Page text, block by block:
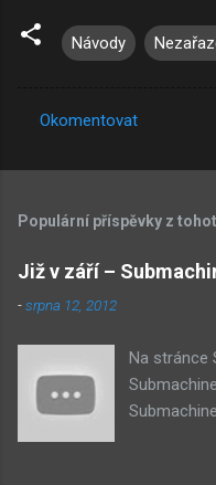
Návody
o
e
n
Okomentovat
Populární příspěvky z
Již v září –
-srpna 12, 2012
Na stránce